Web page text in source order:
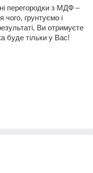
перегородки з МДФ –
чого, грунтуємо і
Ви отримуєте
буде тільки у Вас!